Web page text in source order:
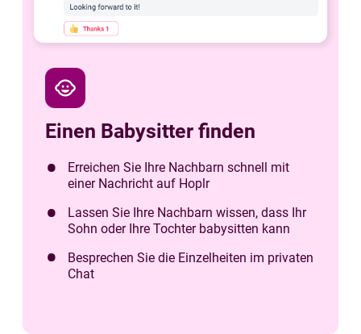
child_care
Einen Babysitter finden
Erreichen Sie Ihre Nachbarn schnell mit
einer Nachricht auf Hoplr
Lassen Sie Ihre Nachbarn wissen, dass Ihr
Sohn oder Ihre Tochter babysitten kann
Besprechen Sie die Einzelheiten im privaten
Chat